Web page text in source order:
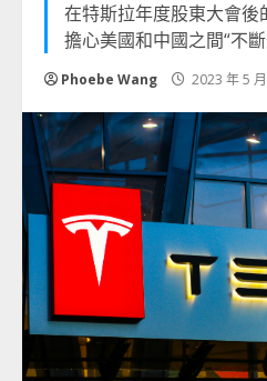
在特斯拉年度股東大會後
擔心美國和中國之間“不
Phoebe Wang 2023 年 5